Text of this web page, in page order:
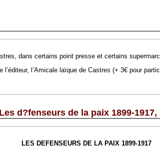
dans certains point presse et certains
l’Amicale laïque de Castres (+ 3€ pour
d?fenseurs de la paix 1899-1917,
LES DEFENSEURS DE LA PAIX 1899-1917